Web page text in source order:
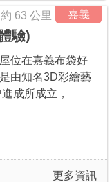
嘉義
驗)
約 63 公里
位在嘉義布袋好
由知名3D彩繪藝
成所成立，
更多資訊